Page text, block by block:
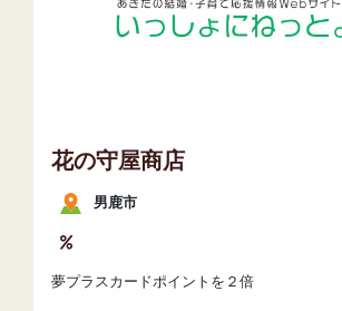
花の守屋商店
男鹿市
夢プラスカードポイントを２倍